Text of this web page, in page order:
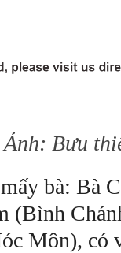
Bưu
bà: Bà
(Bình
Môn), có